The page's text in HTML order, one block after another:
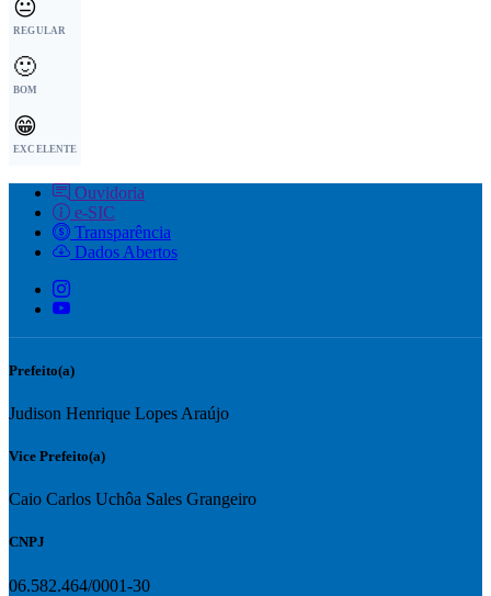
😐
REGULAR
🙂
BOM
😁
EXCELENTE
Ouvidoria
e-SIC
Transparência
Dados Abertos
Prefeito(a)
Judison Henrique Lopes Araújo
Vice Prefeito(a)
Caio Carlos Uchôa Sales Grangeiro
CNPJ
06.582.464/0001-30